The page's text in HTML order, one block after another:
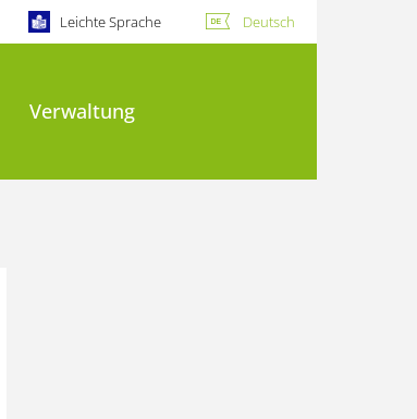
Leichte Sprache Deutsch
Verwaltung